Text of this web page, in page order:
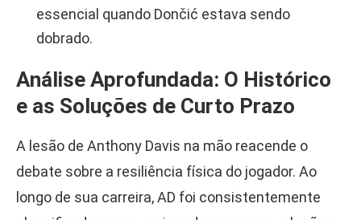
essencial quando Dončić estava sendo
dobrado.
Análise Aprofundada: O Histórico
e as Soluções de Curto Prazo
A lesão de Anthony Davis na mão reacende o
debate sobre a resiliência física do jogador. Ao
longo de sua carreira, AD foi consistentemente